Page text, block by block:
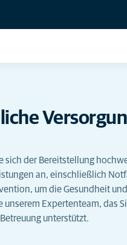
der Bereitstellung
an, einschließlich
um die Gesundheit
unserem Expertenteam, das
unterstützt.